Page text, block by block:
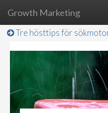
Growth Marketing
Tre hösttips för